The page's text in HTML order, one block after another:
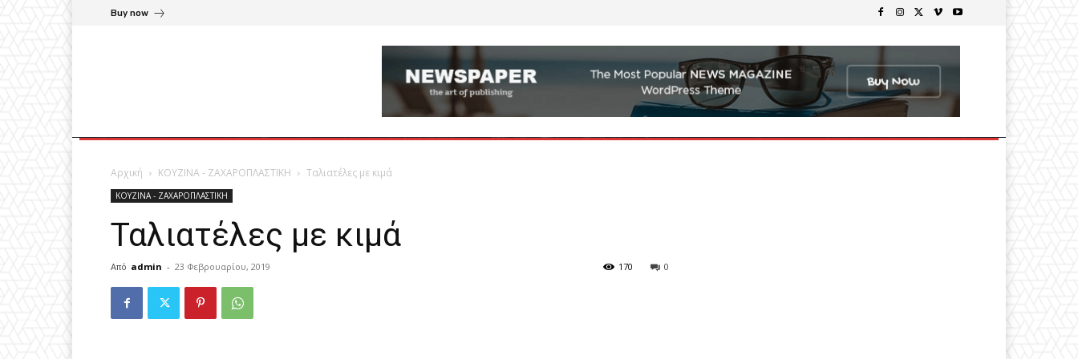
Buy now
Αρχική ΚΟΥΖΙΝΑ - ΖΑΧΑΡΟΠΛΑΣΤΙΚΗ Ταλιατέλες με κιμά
ΚΟΥΖΙΝΑ - ΖΑΧΑΡΟΠΛΑΣΤΙΚΗ
Ταλιατέλες με κιμά
Από admin - 23 Φεβρουαρίου, 2019 0
170